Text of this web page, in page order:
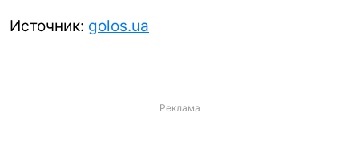
Источник: golos.ua
Реклама